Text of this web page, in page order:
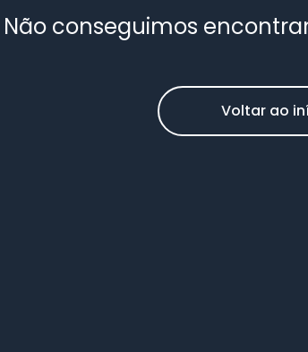
Não conseguimos
Voltar ao